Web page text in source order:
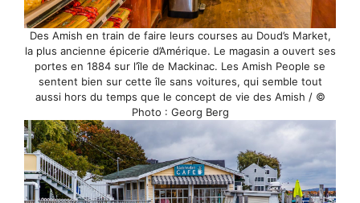
Des Amish en train de faire leurs courses au Doud’s Market,
la plus ancienne épicerie d’Amérique. Le magasin a ouvert ses
portes en 1884 sur l’île de Mackinac. Les Amish People se
sentent bien sur cette île sans voitures, qui semble tout
aussi hors du temps que le concept de vie des Amish / ©
Photo : Georg Berg